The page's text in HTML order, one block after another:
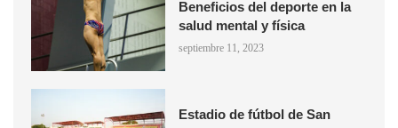
Beneficios del deporte en la
salud mental y física
septiembre 11, 2023
Estadio de fútbol de San